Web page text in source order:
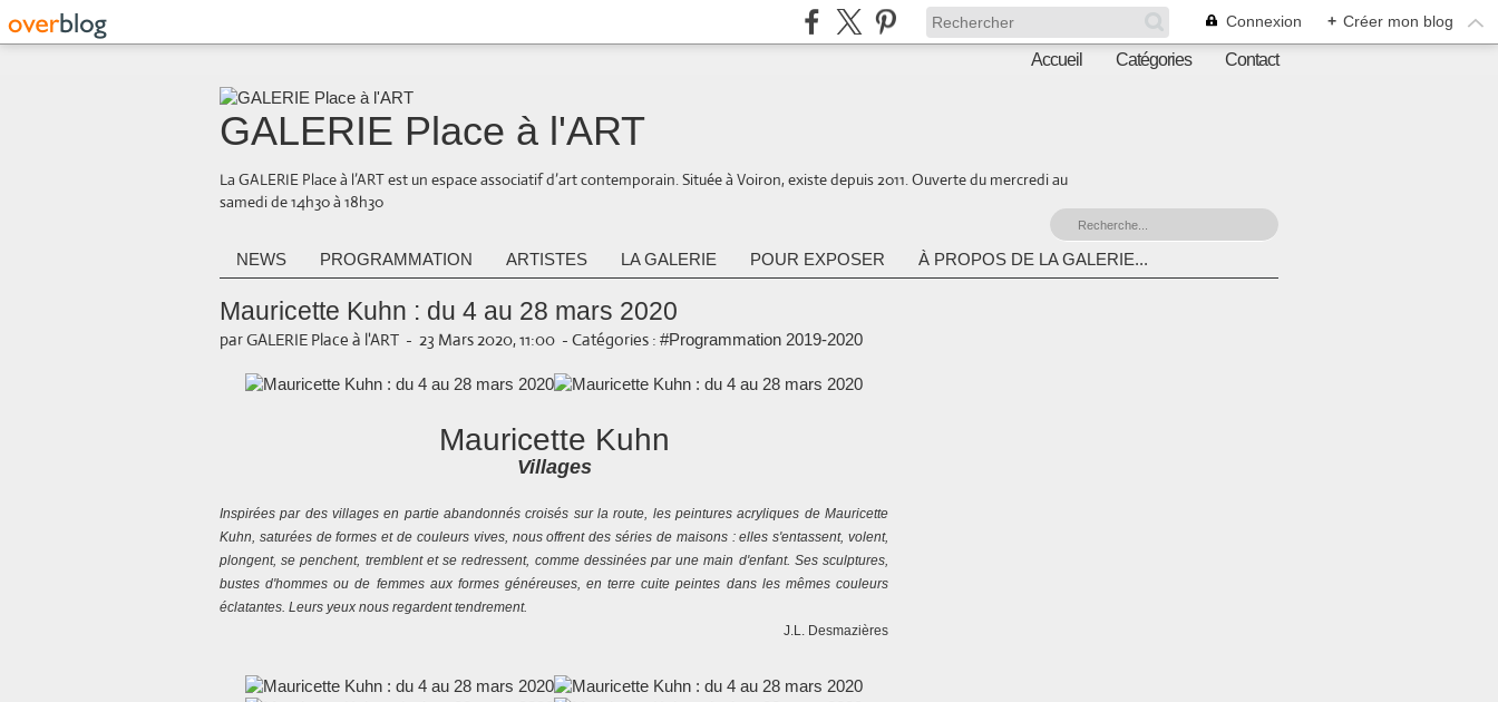
Connexion + Créer mon blog
Accueil Catégories Contact
GALERIE Place à l'ART
La GALERIE Place à l’ART est un espace associatif d’art contemporain. Située à Voiron, existe depuis 2011. Ouverte du mercredi au
samedi de 14h30 à 18h30
NEWS PROGRAMMATION ARTISTES LA GALERIE POUR EXPOSER À PROPOS DE LA GALERIE...
Mauricette Kuhn : du 4 au 28 mars 2020
par GALERIE Place à l'ART - 23 Mars 2020, 11:00 - Catégories : #Programmation 2019-2020
Mauricette Kuhn
Villages
Inspirées par des villages en partie abandonnés croisés sur la route, les peintures acryliques de Mauricette
Kuhn, saturées de formes et de couleurs vives, nous offrent des séries de maisons : elles s'entassent, volent,
plongent, se penchent, tremblent et se redressent, comme dessinées par une main d'enfant. Ses sculptures,
bustes d'hommes ou de femmes aux formes généreuses, en terre cuite peintes dans les mêmes couleurs
éclatantes. Leurs yeux nous regardent tendrement.
J.L. Desmazières